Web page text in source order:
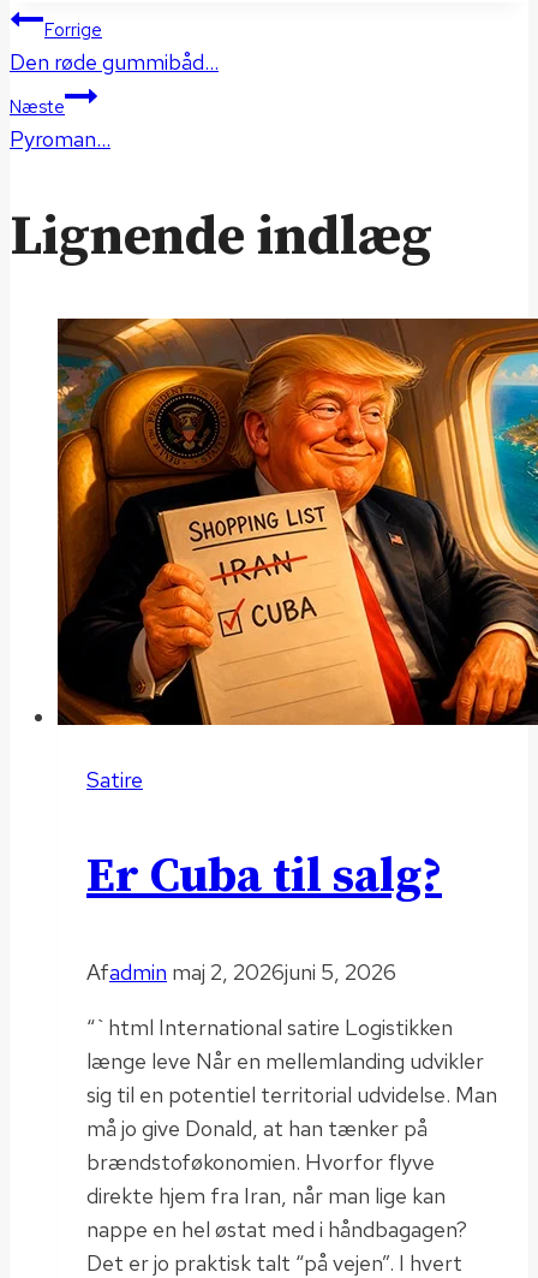
Indlægsnavigation
Forrige
Den røde gummibåd…
Næste
Pyroman…
Lignende indlæg
Satire
Er Cuba til salg?
Afadmin maj 2, 2026juni 5, 2026
“`html International satire Logistikken
længe leve Når en mellemlanding udvikler
sig til en potentiel territorial udvidelse. Man
må jo give Donald, at han tænker på
brændstoføkonomien. Hvorfor flyve
direkte hjem fra Iran, når man lige kan
nappe en hel østat med i håndbagagen?
Det er jo praktisk talt “på vejen”. I hvert